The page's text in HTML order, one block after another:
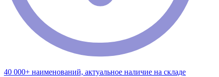
40 000+ наименований, актуальное наличие на складе